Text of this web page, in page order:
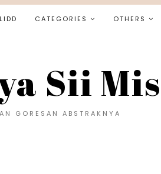
CATEGORIES OTHERS
Sii
GORESAN ABSTRAKNYA